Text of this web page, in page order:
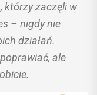
którzy zaczęli w
– nigdy nie
działań.
ale